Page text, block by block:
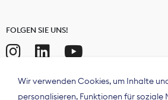
FOLGEN SIE UNS!
Wir verwenden Cookies, um Inhalte
personalisieren, Funktionen für soziale